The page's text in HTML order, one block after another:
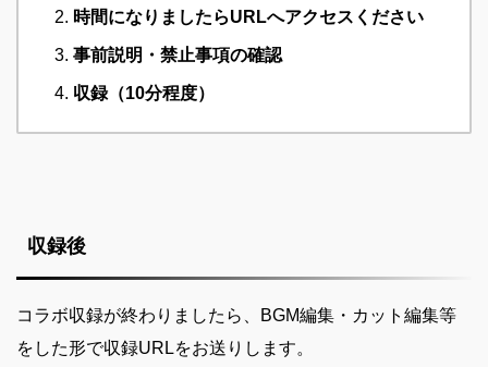
時間になりましたらURLへアクセスください
事前説明・禁止事項の確認
収録（10分程度）
収録後
コラボ収録が終わりましたら、BGM編集・カット編集等
をした形で収録URLをお送りします。